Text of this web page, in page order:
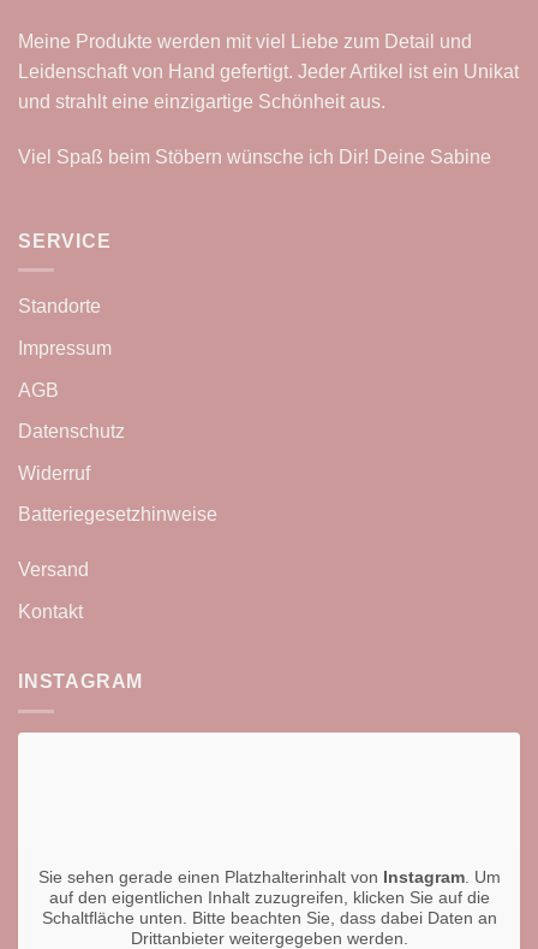
Meine Produkte werden mit viel Liebe zum Detail und
Leidenschaft von Hand gefertigt. Jeder Artikel ist ein Unikat
und strahlt eine einzigartige Schönheit aus.
Viel Spaß beim Stöbern wünsche ich Dir! Deine Sabine
SERVICE
Standorte
Impressum
AGB
Datenschutz
Widerruf
Batteriegesetzhinweise
Versand
Kontakt
INSTAGRAM
Sie sehen gerade einen Platzhalterinhalt von Instagram. Um
auf den eigentlichen Inhalt zuzugreifen, klicken Sie auf die
Schaltfläche unten. Bitte beachten Sie, dass dabei Daten an
Drittanbieter weitergegeben werden.